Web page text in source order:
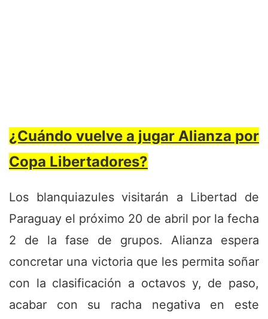
¿Cuándo vuelve a jugar Alianza por
Copa Libertadores?
Los blanquiazules visitarán a Libertad de
Paraguay el próximo 20 de abril por la fecha
2 de la fase de grupos. Alianza espera
concretar una victoria que les permita soñar
con la clasificación a octavos y, de paso,
acabar con su racha negativa en este